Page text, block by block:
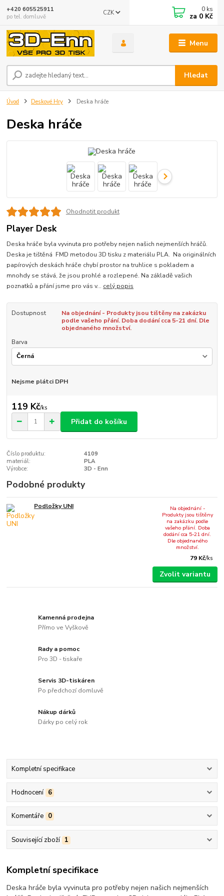
Menu
CZK
Hledat
+420 605525911
po tel. domluvě
0 ks
za 0 Kč
Úvod Deskové Hry Deska hráče
Deska hráče
Ohodnotit produkt
Player Desk
Deska hráče byla vyvinuta pro potřeby nejen našich nejmenších hráčů.
Deska je tištěná FMD metodou 3D tisku z materiálu PLA. Na originálních
papírových deskách hráče chybí prostor na truhlice s pokladem a
mnohdy se stává, že jsou prohlé a rozlepené. Na základě vašich
poznatků a přání jsme pro vás v... celý popis
Dostupnost
Na objednání - Produkty jsou tištěny na zakázku
podle vašeho přání. Doba dodání cca 5-21 dní. Dle
objednaného množství.
Barva
Nejsme plátci DPH
119 Kč/ks
Přidat do košíku
Číslo produktu:
4109
materiál:
PLA
Výrobce:
3D - Enn
Podobné produkty
Podložky UNI
79 Kč/ks
Na objednání -
Produkty jsou tištěny
na zakázku podle
vašeho přání. Doba
dodání cca 5-21 dní.
Dle objednaného
množství.
Zvolit variantu
Kamenná prodejna
Přímo ve Vyškově
Rady a pomoc
Pro 3D - tiskaře
Servis 3D-tiskáren
Po předchozí domluvě
Nákup dárků
Dárky po celý rok
Kompletní specifikace
Hodnocení 6
Komentáře 0
Související zboží 1
Kompletní specifikace
Deska hráče byla vyvinuta pro potřeby nejen našich nejmenších